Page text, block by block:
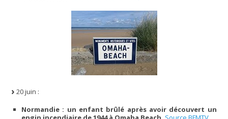
20 juin :
Normandie : un enfant brûlé après avoir découvert un